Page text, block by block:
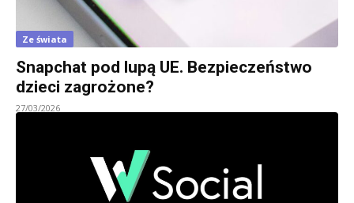
Ze świata
Snapchat pod lupą UE. Bezpieczeństwo
dzieci zagrożone?
27/03/2026